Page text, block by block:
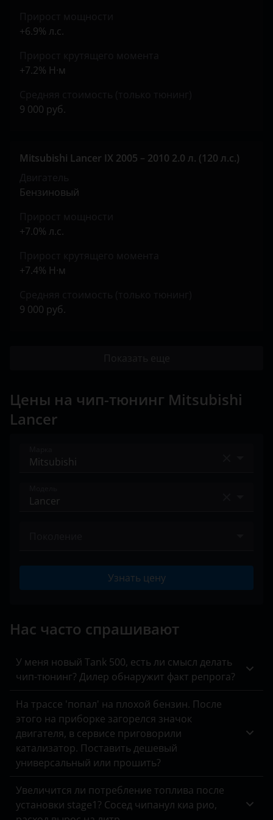
+6.9% л.с.
+7.2% Н·м
9 000 руб.
Mitsubishi Lancer IX 2005 – 2010 2.0 л. (120 л.с.)
Бензиновый
+7.0% л.с.
+7.4% Н·м
9 000 руб.
Цены на чип-тюнинг Mitsubishi
Lancer
Brilliance
Cadillac
Changan
Chery
Chevrolet
Citroen
Delica D:3
Eclipse
Eclipse Cross
Endeavor
Galant
Grandis
X 2011 – 2015
X 2015 – 2017
Узнать цену
Нас часто спрашивают
У меня новый Tank 500, есть ли смысл делать
чип-тюнинг? Дилер обнаружит факт репрога?
На трассе 'попал' на плохой бензин. После
этого на приборке загорелся значок
двигателя, в сервисе приговорили
катализатор. Поставить дешевый
универсальный или прошить?
Увеличится ли потребление топлива после
установки stage1? Сосед чипанул киа рио,